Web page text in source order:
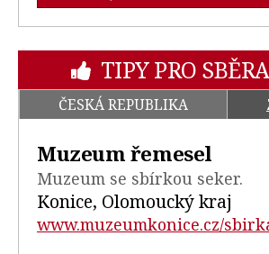
TIPY PRO
ČESKÁ REPUBLIKA
Muzeum řemesel
Muzeum se sbírkou seker.
Konice, Olomoucký kraj
www.muzeumkonice.cz/